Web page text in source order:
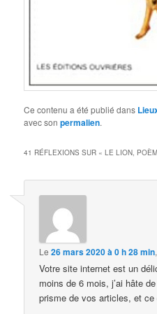
Ce contenu a été publié dans
avec sonpermalien.
41 RÉFLEXIONS SUR «LE LION,
Le26 mars 2020 à 0 h 28 min
Votre site internet est un
moins de 6 mois, j’ai hâte
prisme de vos articles, et